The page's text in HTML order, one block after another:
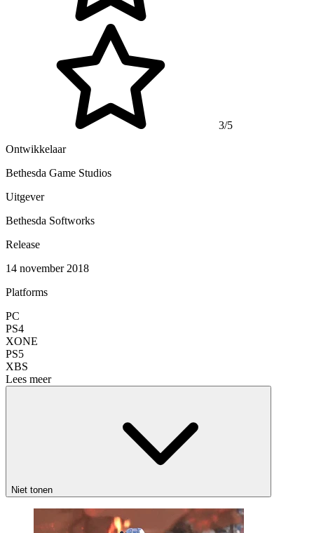
3/5
Ontwikkelaar
Bethesda Game Studios
Uitgever
Bethesda Softworks
Release
14 november 2018
Platforms
PC
PS4
XONE
PS5
XBS
Lees meer
Niet tonen